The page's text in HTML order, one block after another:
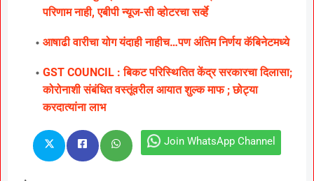
परिणाम नाही, एबीपी न्यूज-सी व्होटरचा सर्व्हे
आषाढी वारीचा योग यंदाही नाहीच…पण अंतिम निर्णय कॅबिनेटमध्ये
GST COUNCIL : बिकट परिस्थितित केंद्र सरकारचा दिलासा;
कोरोनाशी संबंधित वस्तूंवरील आयात शुल्क माफ ; छोट्या
करदात्यांना लाभ
Join WhatsApp Channel